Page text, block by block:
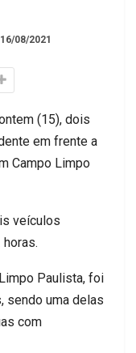
16/08/2021
(15), dois
em frente a
Campo Limpo
veículos
Paulista, foi
sendo uma delas
com